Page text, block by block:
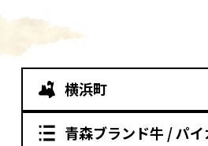
横浜町
青森ブランド牛 / パイ